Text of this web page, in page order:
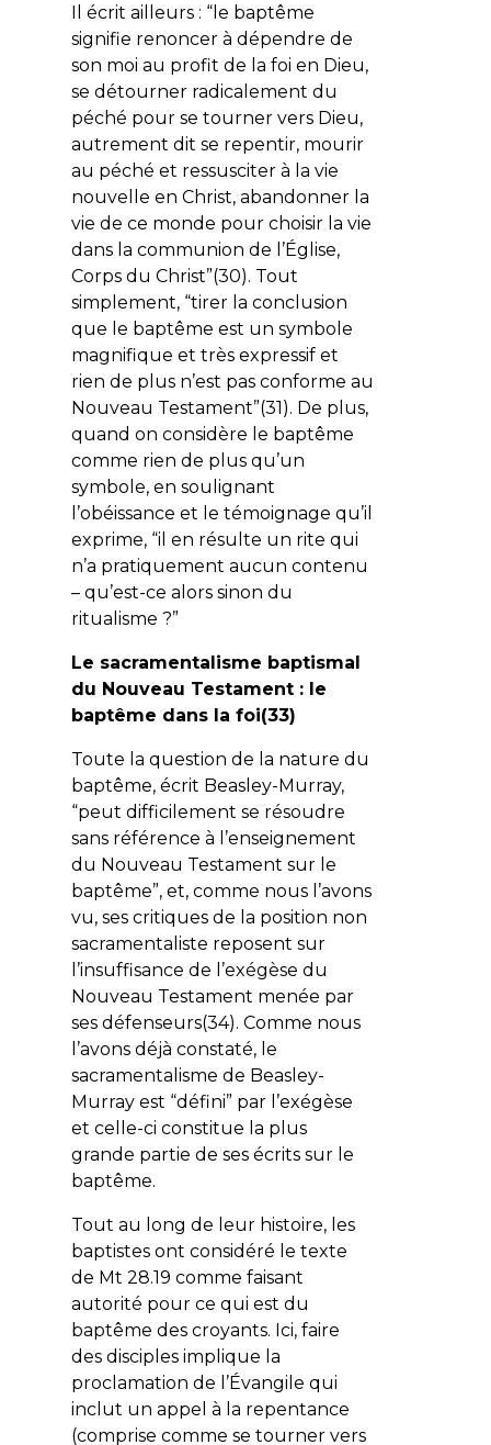
Il écrit ailleurs : “le baptême
signifie renoncer à dépendre de
son moi au profit de la foi en Dieu,
se détourner radicalement du
péché pour se tourner vers Dieu,
autrement dit se repentir, mourir
au péché et ressusciter à la vie
nouvelle en Christ, abandonner la
vie de ce monde pour choisir la vie
dans la communion de l’Église,
Corps du Christ”(30). Tout
simplement, “tirer la conclusion
que le baptême est un symbole
magnifique et très expressif et
rien de plus n’est pas conforme au
Nouveau Testament”(31). De plus,
quand on considère le baptême
comme rien de plus qu’un
symbole, en soulignant
l’obéissance et le témoignage qu’il
exprime, “il en résulte un rite qui
n’a pratiquement aucun contenu
– qu’est-ce alors sinon du
ritualisme ?”
Le sacramentalisme baptismal
du Nouveau Testament : le
baptême dans la foi(33)
Toute la question de la nature du
baptême, écrit Beasley-Murray,
“peut difficilement se résoudre
sans référence à l’enseignement
du Nouveau Testament sur le
baptême”, et, comme nous l’avons
vu, ses critiques de la position non
sacramentaliste reposent sur
l’insuffisance de l’exégèse du
Nouveau Testament menée par
ses défenseurs(34). Comme nous
l’avons déjà constaté, le
sacramentalisme de Beasley-
Murray est “défini” par l’exégèse
et celle-ci constitue la plus
grande partie de ses écrits sur le
baptême.
Tout au long de leur histoire, les
baptistes ont considéré le texte
de Mt 28.19 comme faisant
autorité pour ce qui est du
baptême des croyants. Ici, faire
des disciples implique la
proclamation de l’Évangile qui
inclut un appel à la repentance
(comprise comme se tourner vers